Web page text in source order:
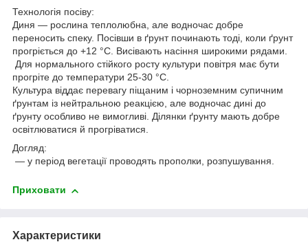
Технологія посіву:
Диня — рослина теплолюбна, але водночас добре
переносить спеку. Посівши в ґрунт починають тоді, коли ґрунт
прогріється до +12 °C. Висівають насіння широкими рядами.
Для нормального стійкого росту культури повітря має бути
прогріте до температури 25-30 °C.
Культура віддає перевагу піщаним і чорноземним супичним
ґрунтам із нейтральною реакцією, але водночас дині до
ґрунту особливо не вимогливі. Ділянки ґрунту мають добре
освітлюватися й прогріватися.
Догляд:
— у період вегетації проводять прополки, розпушування.
Приховати
Характеристики